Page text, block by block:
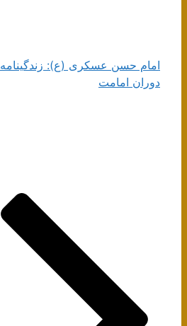
امام حسن عسکری (ع): زندگینامه و
دوران امامت